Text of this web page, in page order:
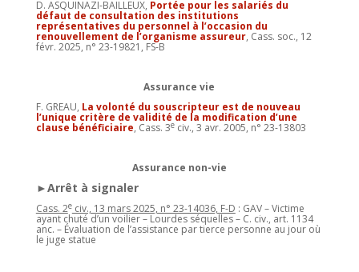
D. ASQUINAZI-BAILLEUX, Portée pour les salariés du
défaut de consultation des institutions
représentatives du personnel à l’occasion du
renouvellement de l’organisme assureur, Cass. soc., 12
févr. 2025, n° 23-19821, FS-B
Assurance vie
F. GREAU, La volonté du souscripteur est de nouveau
l’unique critère de validité de la modification d’une
clause bénéficiaire, Cass. 3eciv., 3 avr. 2005, n° 23-13803
Assurance non-vie
►Arrêt à signaler
Cass. 2eciv., 13 mars 2025, n° 23-14036, F-D : GAV – Victime
ayant chuté d’un voilier – Lourdes séquelles – C. civ., art. 1134
anc. – Évaluation de l’assistance par tierce personne au jour où
le juge statue